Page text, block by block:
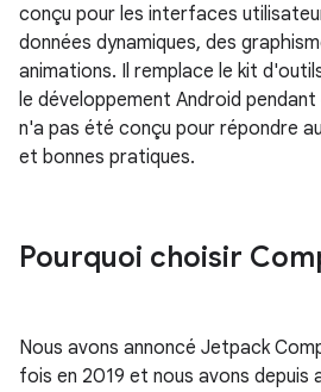
conçu pour les interfaces
données dynamiques, des
animations. Il remplace le kit
le développement Android pendant
n'a pas été conçu pour répondre
et bonnes pratiques.
Pourquoi choisir
Nous avons annoncé Jetpack
fois en 2019 et nous avons depuis